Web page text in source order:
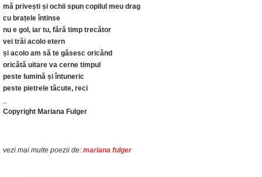
mă privești și ochii spun copilul meu drag
cu brațele întinse
nu e gol, iar tu, fără timp trecător
vei trăi acolo etern
și acolo am să te găsesc oricând
oricâtă uitare va cerne timpul
peste lumină și întuneric
peste pietrele tăcute, reci
Copyright Mariana Fulger
vezi mai multe poezii de: mariana fulger